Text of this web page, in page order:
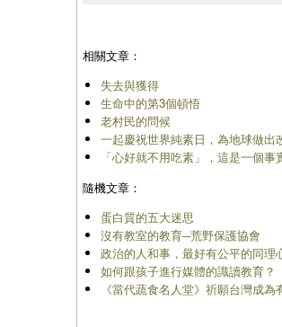
相關文章：
失去與獲得
生命中的第3個頓悟
老村民的問候
一起慶祝世界純素日，為地球做出
「心好就不用吃素」，這是一個
隨機文章：
蛋白質的五大迷思
沒有教室的教育─荒野保護協會
政治的人和事，最好有公平的同理
如何跟孩子進行媒體的識讀教育？
《當代蔬食名人堂》祈願台灣成